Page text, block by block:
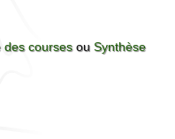
des coursesouSynthèse